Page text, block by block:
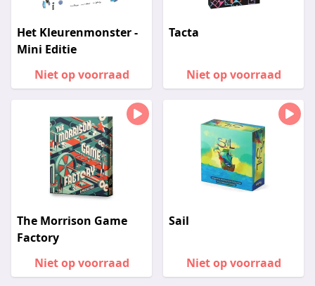
Het Kleurenmonster -
Mini Editie
Niet op voorraad
Tacta
Niet op voorraad
The Morrison Game
Factory
Niet op voorraad
Sail
Niet op voorraad